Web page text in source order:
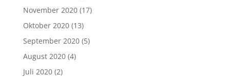
November 2020(17)
Oktober 2020(13)
September 2020(5)
August 2020(4)
Juli 2020(2)